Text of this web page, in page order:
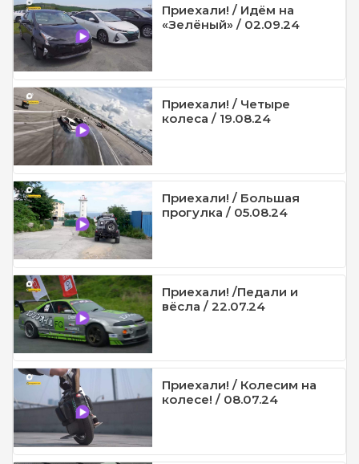
Приехали! / Идём на
«Зелёный» / 02.09.24
Приехали! / Четыре
колеса / 19.08.24
Приехали! / Большая
прогулка / 05.08.24
Приехали! /Педали и
вёсла / 22.07.24
Приехали! / Колесим на
колесе! / 08.07.24